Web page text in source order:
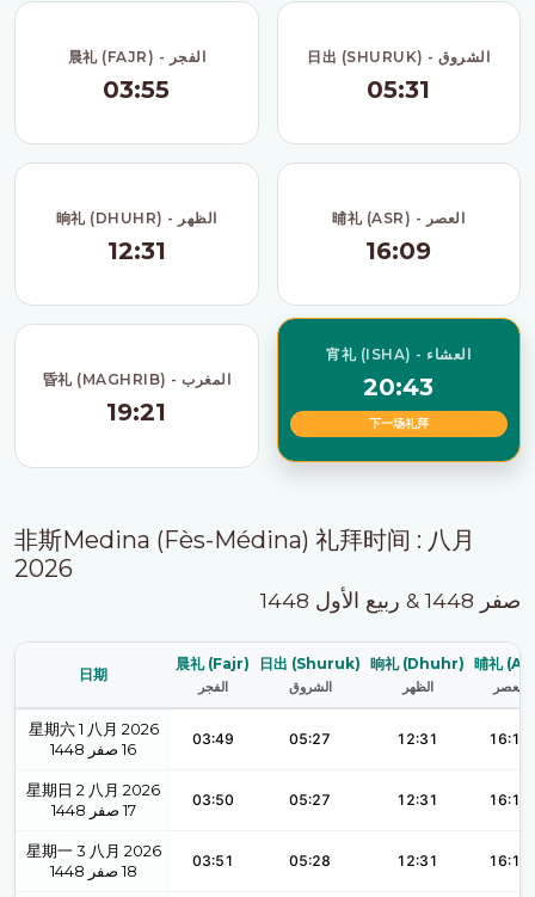
晨礼 (FAJR) - الفجر
03:55
日出 (SHURUK) - الشروق
05:31
晌礼 (DHUHR) - الظهر
12:31
晡礼 (ASR) - العصر
16:09
昏礼 (MAGHRIB) - المغرب
19:21
宵礼 (ISHA) - العشاء
20:43
下一场礼拜
非斯Medina (Fès-Médina) 礼拜时间 : 八月
2026
صفر 1448 & ربيع الأول 1448
日期
晨礼 (Fajr)
الفجر
日出 (Shuruk)
الشروق
晌礼 (Dhuhr)
الظهر
晡礼
العصر
星期六 1 八月 2026
1448 صفر 16
03:49 05:27 12:31 16:10
星期日 2 八月 2026
1448 صفر 17
03:50 05:27 12:31 16:10
星期一 3 八月 2026
1448 صفر 18
03:51 05:28 12:31 16:10